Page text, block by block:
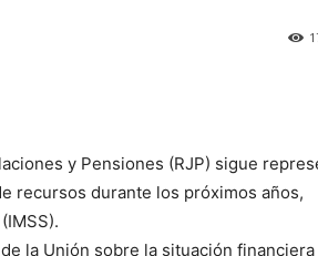
y Pensiones (RJP) sigue
recursos durante los próximos años,
la Unión sobre la situación financiera